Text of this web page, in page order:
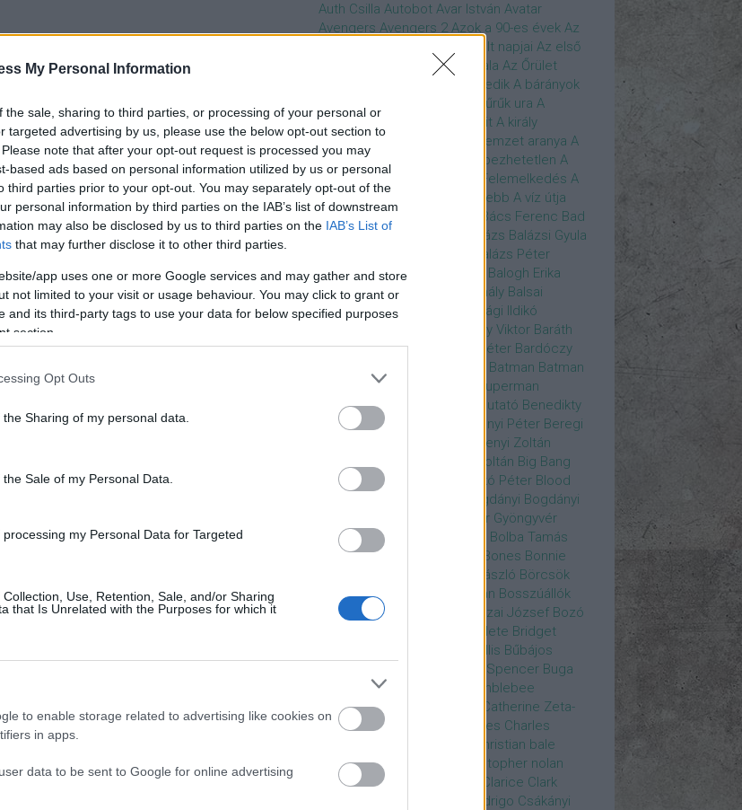
My Personal Information
the sale, sharing to third parties, or processing of your personal or
targeted advertising by us, please use the below opt-out section to
note that after your opt-out request is processed you may
based ads based on personal information utilized by us or personal
third parties prior to your opt-out. You may separately opt-out of the
personal information by third parties on the IAB’s list of downstream
may also be disclosed by us to third parties on the IAB’s List of
that may further disclose it to other third parties.
app uses one or more Google services and may gather and store
not limited to your visit or usage behaviour. You may click to grant or
and its third-party tags to use your data for below specified purposes
section.
Opt Outs
Sharing of my personal data.
Sale of my Personal Data.
my Personal Data for Targeted
Use, Retention, Sale, and/or Sharing
that Is Unrelated with the Purposes for which it
to enable storage related to advertising like cookies on
in apps.
data to be sent to Google for online advertising
Auth Csilla Autobot Avar István Avatar
Avengers Avengers 2 Azok a 90-es évek Az
Az eljövendő múlt napjai Az első
Az igazság hajnala Az Őrület
Az Utolsó Jedik A bárányok
A gyűrűk ura A
Hangya és a Darázs
A hobbit A király
beszéde A kis hableány A nemzet aranya A
Notre Dame i toronyőr
A sebezhetetlen A
sötét lovag A sötét lovag - Felemelkedés A
szomszéd nője mindig zöldebb A víz útja
Baby Driver Bácskai János Bács Ferenc Bad
Boys Bajos csajok Balázs Balázsi Gyula
Balázs Péter
Baldurs Gate 3
Balogh Erika
Balogh Mix Stúdió
Balog Mihály Balsai
Mónika Bánfalvi Eszter
Bánsági Ildikó
Baradlay Viktor Baráth
István Barát Attia Barbinek Péter Bardóczy
Batman Batman
Superman ellen
Batman v Superman
Beetlejuice
bemutató Benedikty
Marcell
Benkő Péter Bercsényi Péter Beregi
Berzsenyi Zoltán
Bezerédi Zoltán Big Bang
Media Kft.
Blake Lively Blaskó Péter Blood
Bogdányi Bogdányi
Bognár Gyöngyvér
Bognár Tamás
Bolba Tamás
Boldog Gábor
Bones Bonnie
Borbély László Börcsök
Enikő Boros Zoltán Bor Zoltán Bosszúállók
Botár Endre
Bozai József Bozó
Brian élete Bridget
Bruce Willis Bűbájos
Bud Spencer Buga
bukott birodalom
Bumblebee
Cameron Diaz
Catherine Zeta-
Jones CD Projekt Red Charles Charles
christian bale
Christopher Eccleston
christopher nolan
Chris Hemsworth
Clarice Clark
Crespo Rodrigo Csákányi